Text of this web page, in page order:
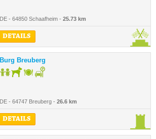
DE - 64850 Schaafheim - 25.73 km
DETAILS
Burg Breuberg
DE - 64747 Breuberg - 26.6 km
DETAILS